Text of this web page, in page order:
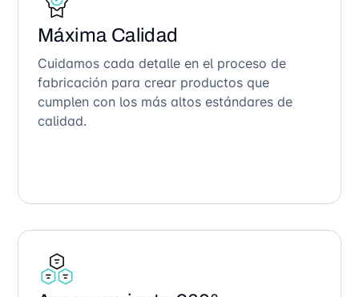
Máxima Calidad
Cuidamos cada detalle en el proceso de
fabricación para crear productos que
cumplen con los más altos estándares de
calidad.